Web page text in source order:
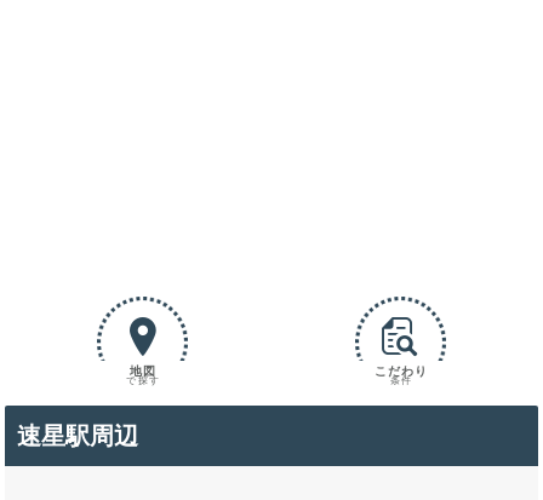
地図
で探す
こだわり
条件
速星駅周辺